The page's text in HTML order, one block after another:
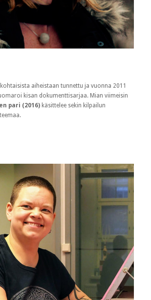
aiheistaan tunnettu ja vuonna 2011
kisan dokumenttisarjaa. Mian viimeisin
pari (2016) käsittelee sekin kilpailun